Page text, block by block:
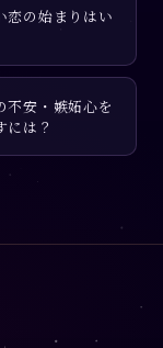
恋の始まりはい
不安・嫉妬心を
には？